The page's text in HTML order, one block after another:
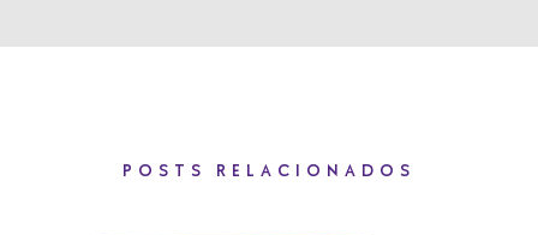
POSTS RELACIONADOS